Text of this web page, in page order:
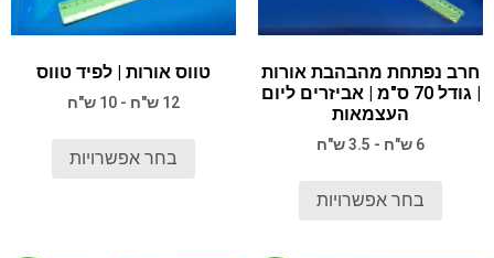
חרב נפתחת מהבהבת אורות
| גודל 70 ס"מ | אביזרים ליום
העצמאות
6 ש"ח - 3.5 ש"ח
בחר אפשרויות
טווס אורות | לפיד טווס
12 ש"ח - 10 ש"ח
בחר אפשרויות